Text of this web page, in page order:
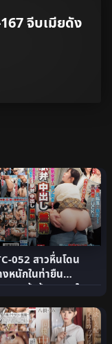
จีบเมียดัง
052 สาวหื่นโดน
หนักในท่ายืน
ายหน้าด้วยแตกใน